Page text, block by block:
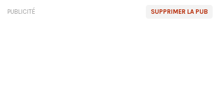
SUPPRIMER LA PUB
PUBLICITÉ